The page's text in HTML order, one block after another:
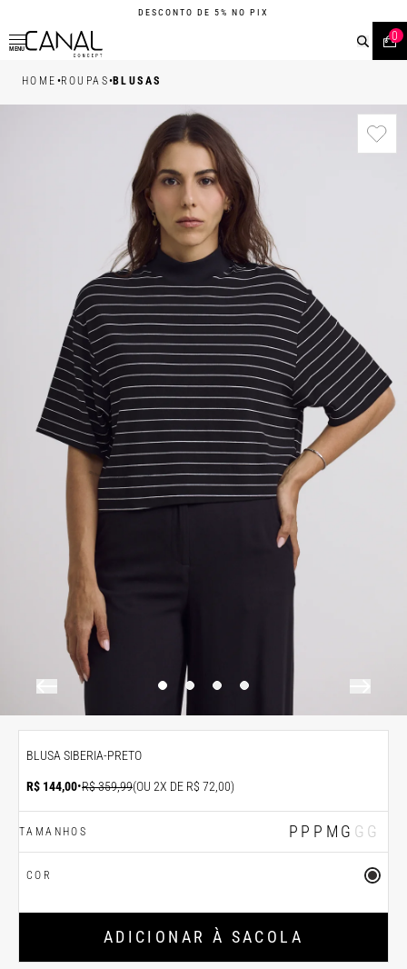
DESCONTO DE 5% NO PIX
MENU
0
HOME •ROUPAS•BLUSAS
BLUSA SIBERIA-PRETO
R$ 144,00•R$ 359,99(OU 2X DE R$ 72,00)
TAMANHOS PP P M G GG
COR
ADICIONAR À SACOLA